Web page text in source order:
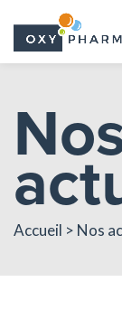
content
Accueil > Nos